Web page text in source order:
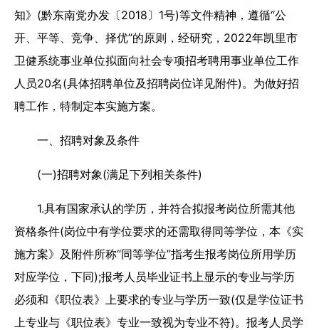
知》(黔东南党办发〔2018〕1号)等文件精神，遵循“公
开、平等、竞争、择优”的原则，经研究，2022年凯里市
卫健系统事业单位拟面向社会专项招考聘用事业单位工作
人员20名(具体招聘单位及招聘岗位详见附件)。为做好招
聘工作，特制定本实施方案。
一、招聘对象及条件
(一)招聘对象(满足下列相关条件)
1.具有国家承认的学历，并符合拟报考岗位所需其他
资格条件(岗位中有学位要求的还需取得同等学位，本《实
施方案》及附件所称“同等学位”指考生报考岗位所用学历
对应学位，下同);报考人员毕业证书上显示的专业与学历
必须和《职位表》上要求的专业与学历一致(仅是学位证书
上专业与《职位表》专业一致视为专业不符)。报考人员学